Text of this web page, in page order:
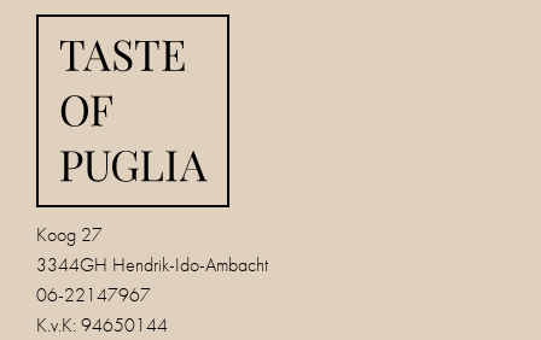
Koog 27
3344GH Hendrik-Ido-Ambacht
06-22147967
K.v.K: 94650144